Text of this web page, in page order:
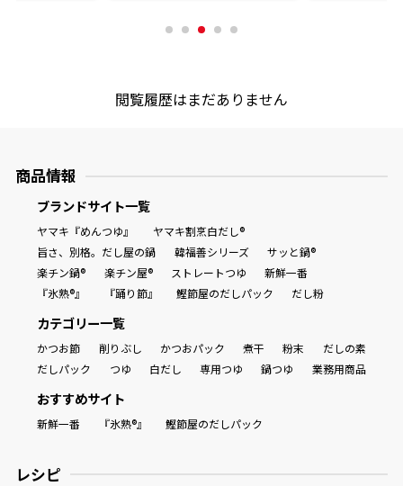
だしパック
閲覧履歴はまだありません
商品情報
ブランドサイト一覧
ヤマキ『めんつゆ』
ヤマキ割烹白だし®
旨さ、別格。だし屋の鍋
韓福善シリーズ
サッと鍋®
楽チン鍋®
楽チン屋® ストレートつゆ
新鮮一番
『氷熟®』
『踊り節』 鰹節屋のだしパック だし粉
カテゴリー一覧
かつお節 削りぶし かつおパック 煮干 粉末
だしの素
だしパック
つゆ 白だし 専用つゆ 鍋つゆ 業務用商品
おすすめサイト
新鮮一番 『氷熟®』 鰹節屋のだしパック
レシピ